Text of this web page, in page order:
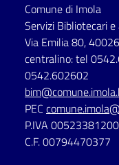
Seguici
su
Comune di Imola
Servizi Bibliotecari
Via Emilia 80,
centralino: tel
0542.602602
PEC
P.IVA 00523381200
C.F. 00794470377